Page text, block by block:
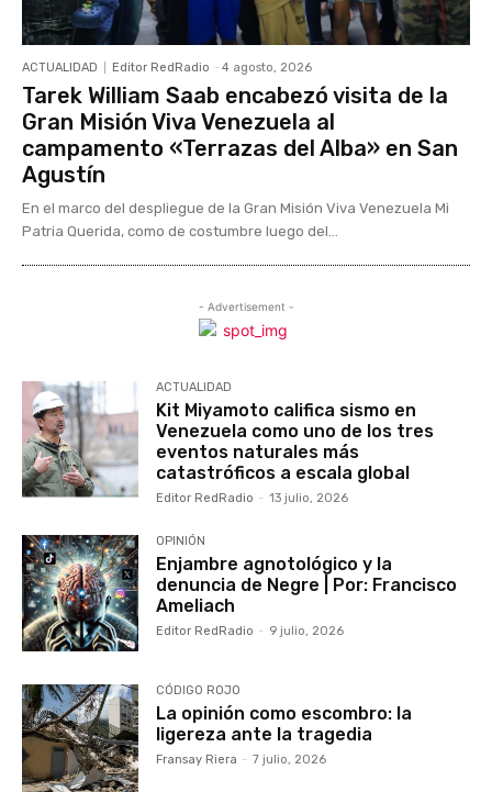
ACTUALIDAD Editor RedRadio - 4 agosto, 2026
Tarek William Saab encabezó visita de la
Gran Misión Viva Venezuela al
campamento «Terrazas del Alba» en San
Agustín
En el marco del despliegue de la Gran Misión Viva Venezuela Mi
Patria Querida, como de costumbre luego del...
- Advertisement -
ACTUALIDAD
Kit Miyamoto califica sismo en
Venezuela como uno de los tres
eventos naturales más
catastróficos a escala global
Editor RedRadio - 13 julio, 2026
OPINIÓN
Enjambre agnotológico y la
denuncia de Negre | Por: Francisco
Ameliach
Editor RedRadio - 9 julio, 2026
CÓDIGO ROJO
La opinión como escombro: la
ligereza ante la tragedia
Fransay Riera - 7 julio, 2026